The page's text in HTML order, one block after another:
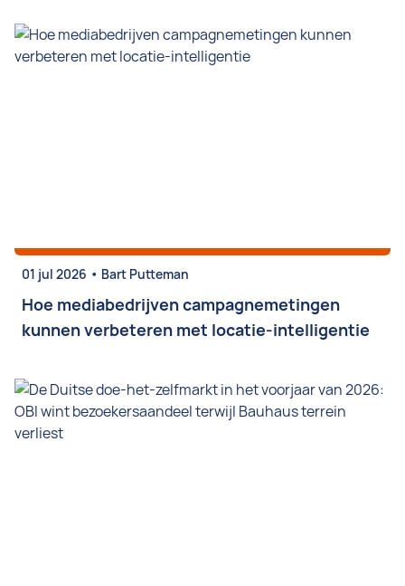
01 jul 2026 • Bart Putteman
Hoe mediabedrijven campagnemetingen
kunnen verbeteren met locatie-intelligentie